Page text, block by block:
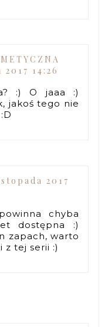
14:26
:) O jaaa :)
jakoś tego nie
2017
chyba
dostępna :)
zapach, warto
z tej serii :)